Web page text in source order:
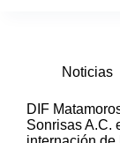
Noticias
DIF
Sonrisas A.C.